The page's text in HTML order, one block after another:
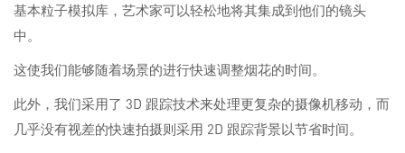
基本粒子模拟库，艺术家可以轻松地将其集成到他们的镜头
中。
这使我们能够随着场景的进行快速调整烟花的时间。
此外，我们采用了 3D 跟踪技术来处理更复杂的摄像机移动，而
几乎没有视差的快速拍摄则采用 2D 跟踪背景以节省时间。